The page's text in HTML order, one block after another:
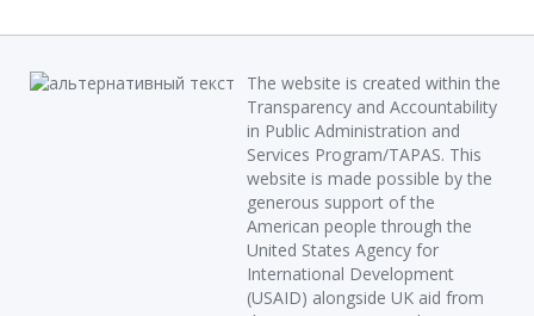
The website is created within the
Transparency and Accountability
in Public Administration and
Services Program/TAPAS. This
website is made possible by the
generous support of the
American people through the
United States Agency for
International Development
(USAID) alongside UK aid from